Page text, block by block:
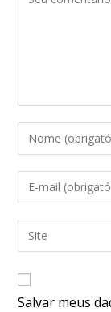
Salvar meus